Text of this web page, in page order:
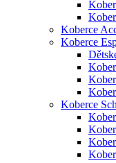
Koberce
Koberce
Koberce